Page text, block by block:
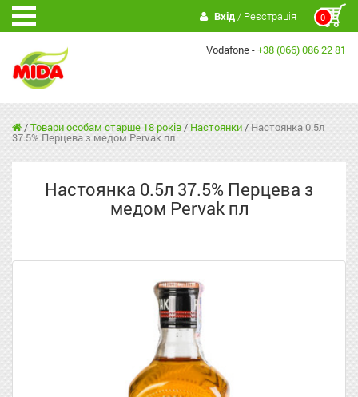
0
Вхід/ Реєстрація
Vodafone -+38 (066) 086 22 81
/Товари особам старше 18 років/ Настоянки/ Настоянка 0.5л
37.5% Перцева з медом Pervak пл
Настоянка 0.5л 37.5% Перцева з
медом Pervak пл